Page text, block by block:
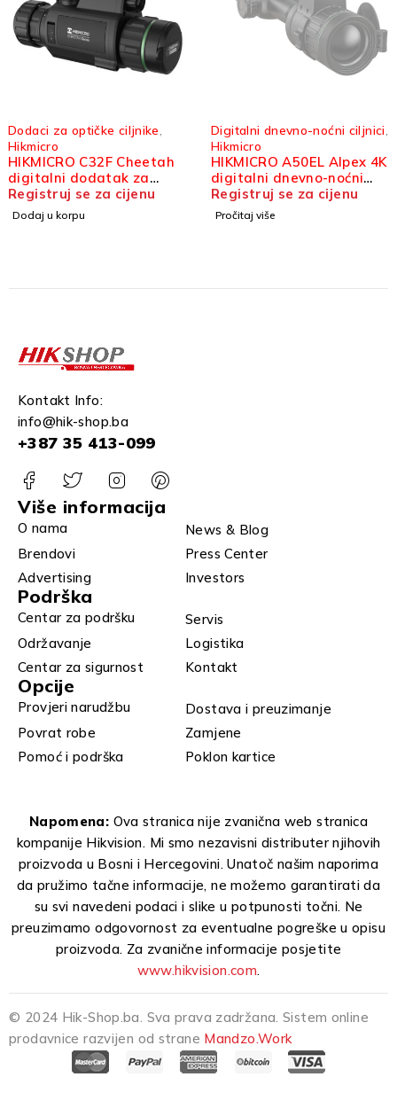
Dodaci za optičke ciljnike
Hikmicro
HIKMICRO C32F Cheetah
digitalni dodatak za
optički ciljnik
Registruj se za cijenu
Dodaj u korpu
Digitalni dnevno-noćni ciljnici
Hikmicro
HIKMICRO A50EL Alpex 4K
digitalni dnevno-noćni
ciljnik
Registruj se za cijenu
Pročitaj više
Kontakt Info:
info@hik-shop.ba
+387 35 413-099
Više informacija
O nama
News & Blog
Brendovi
Press Center
Advertising
Investors
Podrška
Centar za podršku
Servis
Održavanje
Logistika
Centar za sigurnost
Kontakt
Opcije
Provjeri narudžbu
Dostava i preuzimanje
Povrat robe
Zamjene
Pomoć i podrška
Poklon kartice
Napomena: Ova stranica nije zvanična web stranica
kompanije Hikvision. Mi smo nezavisni distributer njihovih
proizvoda u Bosni i Hercegovini. Unatoč našim naporima
da pružimo tačne informacije, ne možemo garantirati da
su svi navedeni podaci i slike u potpunosti točni. Ne
preuzimamo odgovornost za eventualne pogreške u opisu
proizvoda. Za zvanične informacije posjetite
www.hikvision.com.
© 2024 Hik-Shop.ba. Sva prava zadržana. Sistem online
prodavnice razvijen od strane Mandzo.Work